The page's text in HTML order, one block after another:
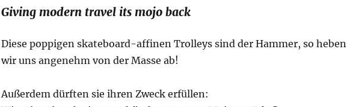
Giving modern travel its mojo back
Diese poppigen skateboard-affinen Trolleys sind der Hammer, so heben
wir uns angenehm von der Masse ab!
Außerdem dürften sie ihren Zweck erfüllen: